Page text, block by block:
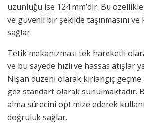
uzunluğu ise 124 mm’dir. Bu
ve güvenli bir şekilde taşınmasını ve
sağlar.
Tetik mekanizması tek hareketli
ve bu sayede hızlı ve hassas atışlar
Nişan düzeni olarak kırlangıç geçme
gez standart olarak sunulmaktadır.
alma sürecini optimize ederek
doğruluk sağlar.